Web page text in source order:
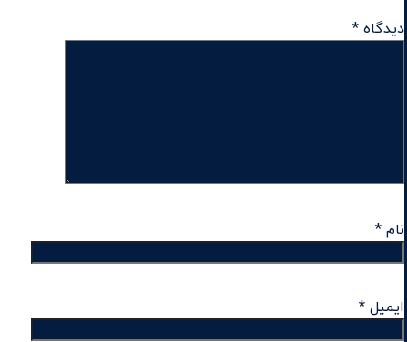
دیدگاه *
نام *
ایمیل *